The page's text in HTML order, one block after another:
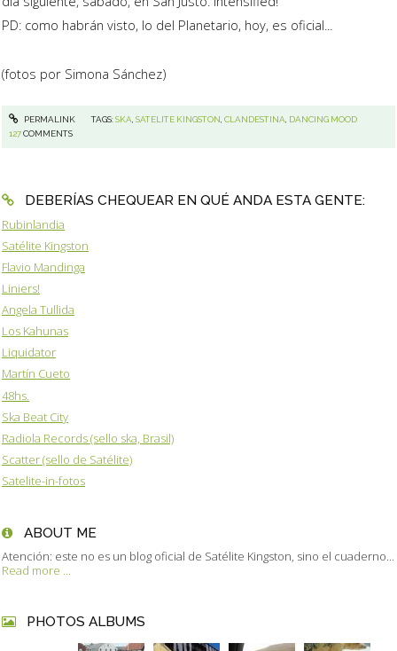
PD: como habrán visto, lo del Planetario, hoy, es oficial...
(fotos por Simona Sánchez)
PERMALINK TAGS:SKA SATELITE KINGSTON CLANDESTINA DANCING MOOD
127COMMENTS
DEBERÍAS CHEQUEAR EN QUÉ ANDA ESTA GENTE:
Rubinlandia
Satélite Kingston
Flavio Mandinga
Liniers!
Angela Tullida
Los Kahunas
Liquidator
Martín Cueto
48hs.
Ska Beat City
Radiola Records (sello ska, Brasil)
Scatter (sello de Satélite)
Satelite-in-fotos
ABOUT ME
Atención: este no es un blog oficial de Satélite Kingston, sino el cuaderno...
Read more ...
PHOTOS ALBUMS